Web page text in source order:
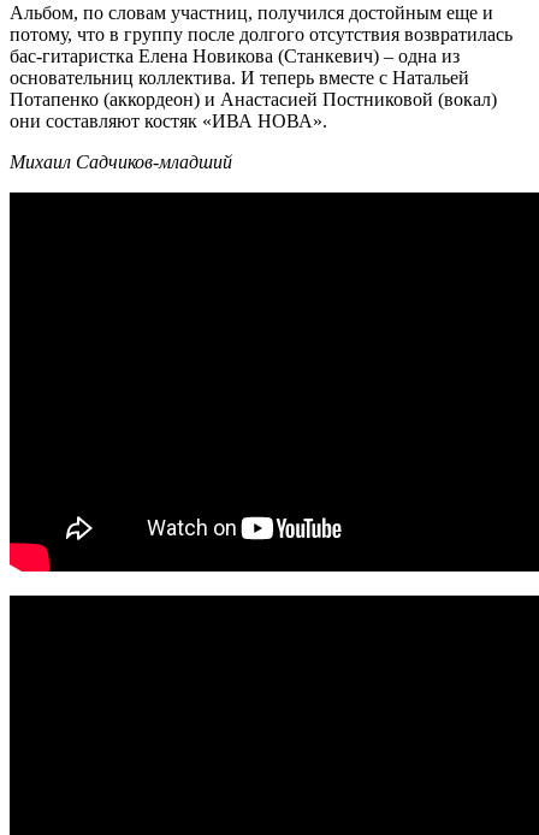
Альбом, по словам участниц, получился достойным еще и
потому, что в группу после долгого отсутствия возвратилась
бас-гитаристка Елена Новикова (Станкевич) – одна из
основательниц коллектива. И теперь вместе с Натальей
Потапенко (аккордеон) и Анастасией Постниковой (вокал)
они составляют костяк «ИВА НОВА».
Михаил Садчиков-младший